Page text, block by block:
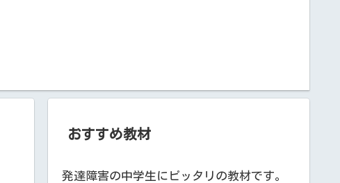
おすすめ教材
発達障害の中学生にピッタリの教材です。